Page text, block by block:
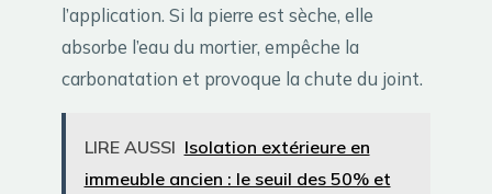
l’application. Si la pierre est sèche, elle
absorbe l’eau du mortier, empêche la
carbonatation et provoque la chute du joint.
LIRE AUSSI Isolation extérieure en
immeuble ancien : le seuil des 50% et